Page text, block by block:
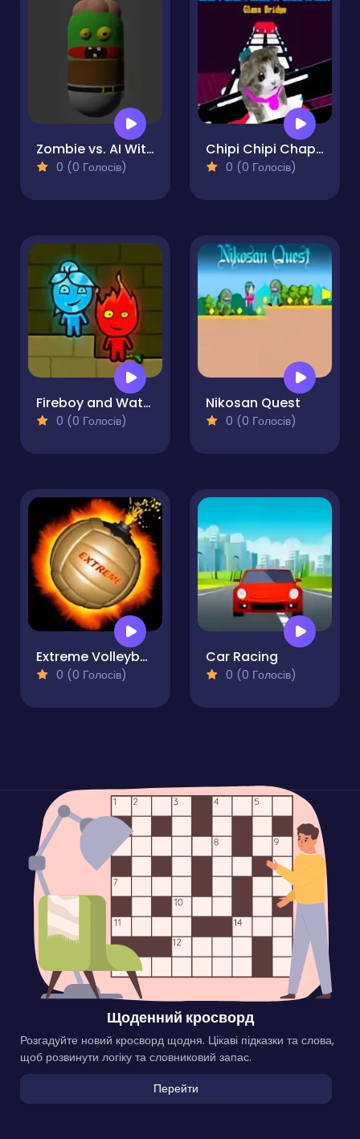
Zombie vs. AI Witch
0 (0 Голосів)
Chipi Chipi Chapa Chapa Cat Glass Bridge
0 (0 Голосів)
Fireboy and Watergirl Online
0 (0 Голосів)
Nikosan Quest
0 (0 Голосів)
Extreme Volleyball
0 (0 Голосів)
Car Racing
0 (0 Голосів)
Щоденний кросворд
Розгадуйте новий кросворд щодня. Цікаві підказки та слова,
щоб розвинути логіку та словниковий запас.
Перейти